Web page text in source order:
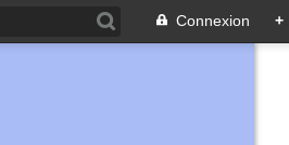
Connexion +